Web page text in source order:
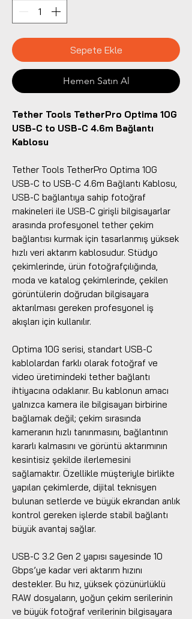
Sepete Ekle
Hemen Satın Al
Tether Tools TetherPro Optima 10G
USB-C to USB-C 4.6m Bağlantı
Kablosu
Tether Tools TetherPro Optima 10G
USB-C to USB-C 4.6m Bağlantı Kablosu,
USB-C bağlantıya sahip fotoğraf
makineleri ile USB-C girişli bilgisayarlar
arasında profesyonel tether çekim
bağlantısı kurmak için tasarlanmış yüksek
hızlı veri aktarım kablosudur. Stüdyo
çekimlerinde, ürün fotoğrafçılığında,
moda ve katalog çekimlerinde, çekilen
görüntülerin doğrudan bilgisayara
aktarılması gereken profesyonel iş
akışları için kullanılır.
Optima 10G serisi, standart USB-C
kablolardan farklı olarak fotoğraf ve
video üretimindeki tether bağlantı
ihtiyacına odaklanır. Bu kablonun amacı
yalnızca kamera ile bilgisayarı birbirine
bağlamak değil; çekim sırasında
kameranın hızlı tanınmasını, bağlantının
kararlı kalmasını ve görüntü aktarımının
kesintisiz şekilde ilerlemesini
sağlamaktır. Özellikle müşteriyle birlikte
yapılan çekimlerde, dijital teknisyen
bulunan setlerde ve büyük ekrandan anlık
kontrol gereken işlerde stabil bağlantı
büyük avantaj sağlar.
USB-C 3.2 Gen 2 yapısı sayesinde 10
Gbps’ye kadar veri aktarım hızını
destekler. Bu hız, yüksek çözünürlüklü
RAW dosyaların, yoğun çekim serilerinin
ve büyük fotoğraf verilerinin bilgisayara